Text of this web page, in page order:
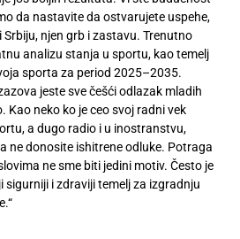
da nastavite da ostvarujete uspehe,
njen grb i zastavu. Trenutno
analizu stanja u sportu, kao temelj
sporta za period 2025–2035.
jeste sve češći odlazak mladih
neko ko je ceo svoj radni vek
a dugo radio i u inostranstvu,
ne donosite ishitrene odluke. Potraga
ne sme biti jedini motiv. Često je
sigurniji i zdraviji temelj za izgradnju